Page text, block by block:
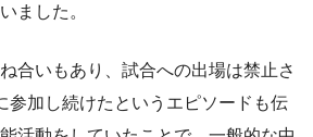
ました。
合いもあり、試合への出場は禁止さ
参加し続けたというエピソードも伝